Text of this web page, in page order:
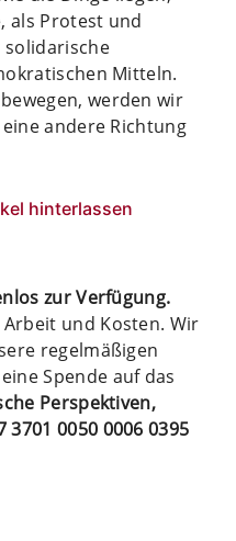
als Protest und
solidarische
Mitteln.
werden wir
andere Richtung
hinterlassen
zur Verfügung.
und Kosten. Wir
regelmäßigen
Spende auf das
Perspektiven,
3701 0050 0006 0395